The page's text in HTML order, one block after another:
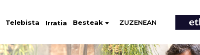
Telebista Irratia Besteak ZUZENEAN